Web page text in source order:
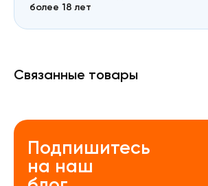
более 18 лет
Связанные товары
Подпишитесь
на наш